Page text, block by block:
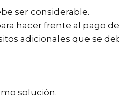
ser considerable.
hacer frente al pago
adicionales que se
solución.